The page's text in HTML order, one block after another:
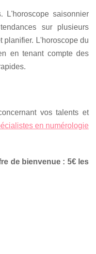
L'horoscope saisonnier
sur plusieurs
planifier. L'horoscope du
en tenant compte des
vos talents et
en numérologie
de bienvenue : 5€ les